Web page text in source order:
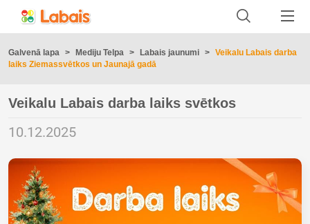
Galvenā lapa > Mediju Telpa > Labais jaunumi > Veikalu Labais darba
laiks Ziemassvētkos un Jaunajā gadā
Veikalu Labais darba laiks svētkos
10.12.2025